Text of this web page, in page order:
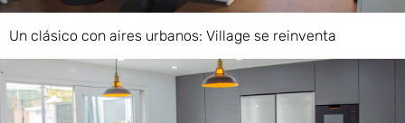
Un clásico con aires urbanos: Village se reinventa